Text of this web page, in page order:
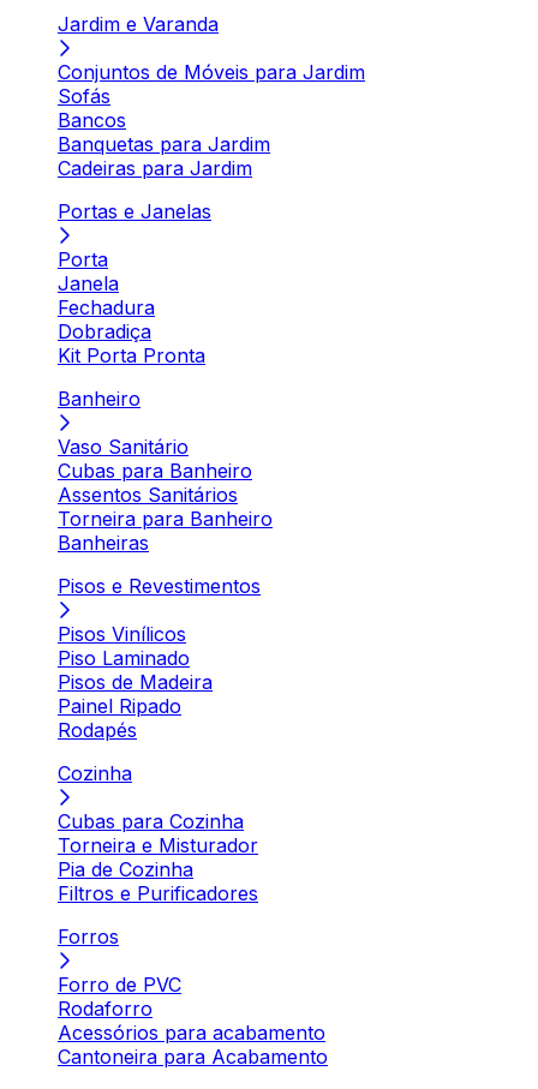
Jardim e Varanda
Conjuntos de Móveis para Jardim
Sofás
Bancos
Banquetas para Jardim
Cadeiras para Jardim
Portas e Janelas
Porta
Janela
Fechadura
Dobradiça
Kit Porta Pronta
Banheiro
Vaso Sanitário
Cubas para Banheiro
Assentos Sanitários
Torneira para Banheiro
Banheiras
Pisos e Revestimentos
Pisos Vinílicos
Piso Laminado
Pisos de Madeira
Painel Ripado
Rodapés
Cozinha
Cubas para Cozinha
Torneira e Misturador
Pia de Cozinha
Filtros e Purificadores
Forros
Forro de PVC
Rodaforro
Acessórios para acabamento
Cantoneira para Acabamento